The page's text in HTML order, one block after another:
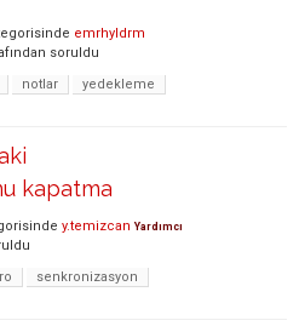
emrhyldrm
soruldu
notlar
yedekleme
kapatma
y.temizcan Yardımcı
senkronizasyon